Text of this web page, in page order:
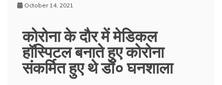
October 14, 2021
कोरोना के दौर में मेडिकल
हॉस्पिटल बनाते हुए कोरोना
संकर्मित हुए थे डॉ० घनशाला